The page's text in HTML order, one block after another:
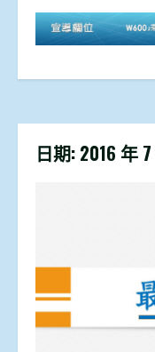
日期: 2016 年